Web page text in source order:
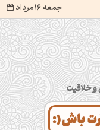
جمعه 16 مرداد